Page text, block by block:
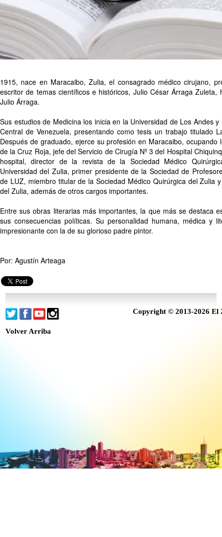
1915, nace en Maracaibo, Zulia, el consagrado médico cirujano,
escritor de temas científicos e históricos, Julio César Árraga Zuleta,
Julio Árraga.
Sus estudios de Medicina los inicia en la Universidad de Los Andes
Central de Venezuela, presentando como tesis un trabajo titulado
Después de graduado, ejerce su profesión en Maracaibo, ocupando
de la Cruz Roja, jefe del Servicio de Cirugía Nº 3 del Hospital
hospital, director de la revista de la Sociedad Médico
Universidad del Zulia, primer presidente de la Sociedad de
de LUZ, miembro titular de la Sociedad Médico Quirúrgica del Zulia
del Zulia, además de otros cargos importantes.
Entre sus obras literarias más importantes, la que más se destaca
sus consecuencias políticas. Su personalidad humana, médica y
impresionante con la de su glorioso padre pintor.
Por: Agustín Arteaga
Copyright © 2013-2026 El
Volver Arriba